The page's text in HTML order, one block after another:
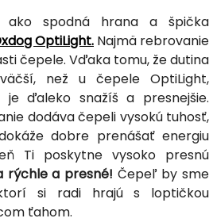
ako spodná hrana a špička
OptiLight. Najmä rebrovanie
čepele. Vďaka tomu, že dutina
než u čepele OptiLight,
je ďaleko snažíš a presnejšie.
dodáva čepeli vysokú tuhosť,
dobre prenášať energiu
Ti poskytne vysoko presnú
rýchle a presné! Čepeľ by sme
si radi hrajú s loptičkou
ťahom.